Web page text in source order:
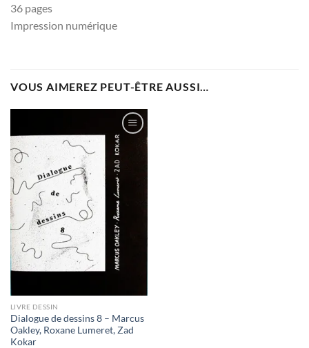
36 pages
Impression numérique
VOUS AIMEREZ PEUT-ÊTRE AUSSI…
Ajouter
wishlist
LIVRE DESSIN
Dialogue de dessins 8 – Marcus
Oakley, Roxane Lumeret, Zad
Kokar